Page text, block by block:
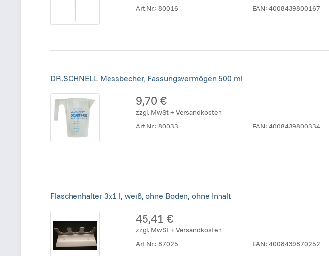
Art.Nr.:80016 EAN: 4008439800167
DR.SCHNELL Messbecher, Fassungsvermögen 500 ml
9,70 €
zzgl. MwSt + Versandkosten
Art.Nr.:80033 EAN: 4008439800334
Flaschenhalter 3x1 l, weiß, ohne Boden, ohne Inhalt
45,41 €
zzgl. MwSt + Versandkosten
Art.Nr.:87025 EAN: 4008439870252